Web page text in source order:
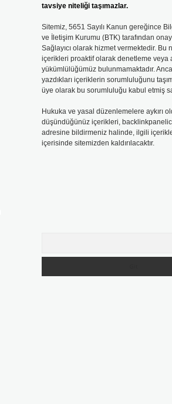
tavsiye niteliği taşımazlar.
Sitemiz, 5651 Sayılı Kanun gereğince
ve İletişim Kurumu (BTK) tarafından
Sağlayıcı olarak hizmet vermektedir. Bu
içerikleri proaktif olarak denetleme veya
yükümlülüğümüz bulunmamaktadır.
yazdıkları içeriklerin sorumluluğunu
üye olarak bu sorumluluğu kabul etmiş
Hukuka ve yasal düzenlemelere aykırı
düşündüğünüz içerikleri,
adresine bildirmeniz halinde, ilgili
içerisinde sitemizden kaldırılacaktır.